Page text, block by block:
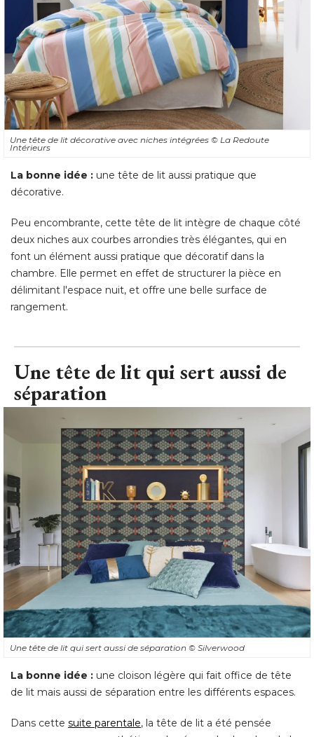
Une tête de lit décorative avec niches intégrées © La Redoute
Intérieurs
La bonne idée : une tête de lit aussi pratique que
décorative.
Peu encombrante, cette tête de lit intègre de chaque côté
deux niches aux courbes arrondies très élégantes, qui en
font un élément aussi pratique que décoratif dans la
chambre. Elle permet en effet de structurer la pièce en
délimitant l'espace nuit, et offre une belle surface de
rangement.
Une tête de lit qui sert aussi de
séparation
Une tête de lit qui sert aussi de séparation © Silverwood
La bonne idée : une cloison légère qui fait office de tête
de lit mais aussi de séparation entre les différents espaces.
Dans cette suite parentale, la tête de lit a été pensée